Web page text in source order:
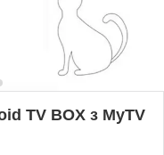
TV BOX з MyTV